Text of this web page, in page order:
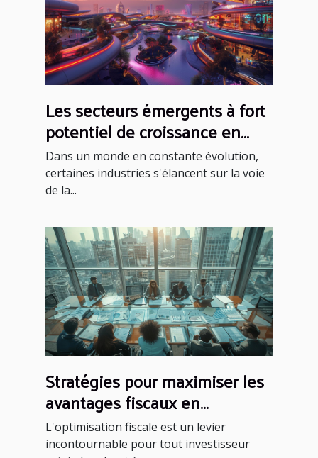
Les secteurs émergents à fort
potentiel de croissance en
2023
Dans un monde en constante évolution,
certaines industries s'élancent sur la voie
de la...
Stratégies pour maximiser les
avantages fiscaux en
investissement financier
L'optimisation fiscale est un levier
incontournable pour tout investisseur